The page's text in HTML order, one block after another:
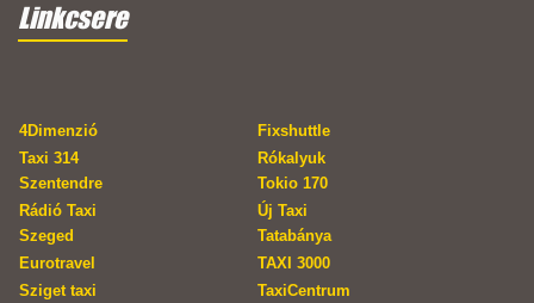
Linkcsere
4Dimenzió
Fixshuttle
Taxi 314
Szentendre
Rókalyuk
Tokio 170
Rádió Taxi
Szeged
Új Taxi
Tatabánya
Eurotravel
TAXI 3000
Sziget taxi
TaxiCentrum